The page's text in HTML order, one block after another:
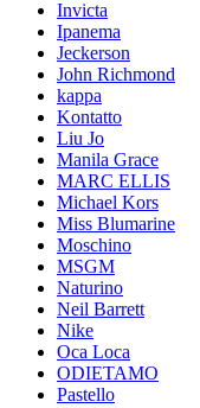
Invicta
Ipanema
Jeckerson
John Richmond
kappa
Kontatto
Liu Jo
Manila Grace
MARC ELLIS
Michael Kors
Miss Blumarine
Moschino
MSGM
Naturino
Neil Barrett
Nike
Oca Loca
ODIETAMO
Pastello